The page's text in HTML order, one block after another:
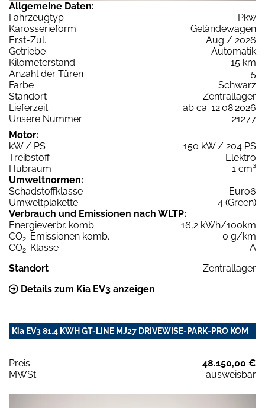
Allgemeine Daten:
Fahrzeugtyp
Pkw
Karosserieform
Geländewagen
Erst-Zul.
Aug / 2026
Getriebe
Automatik
Kilometerstand
15 km
Anzahl der Türen
5
Farbe
Schwarz
Standort
Zentrallager
Lieferzeit
ab ca. 12.08.2026
Unsere Nummer
21277
Motor:
kW / PS
150 kW / 204 PS
Treibstoff
Elektro
Hubraum
1 cm³
Umweltnormen:
Schadstoffklasse
Euro6
Umweltplakette
4 (Green)
Verbrauch und Emissionen nach WLTP:
Energieverbr. komb.
16,2 kWh/100km
CO2-Emissionen komb.
0 g/km
CO2-Klasse
A
Standort
Zentrallager
Details zum Kia EV3 anzeigen
Kia EV3 81.4 KWH GT-LINE MJ27 DRIVEWISE-PARK-PRO KOM
Preis:
48.150,00 €
MWSt:
ausweisbar